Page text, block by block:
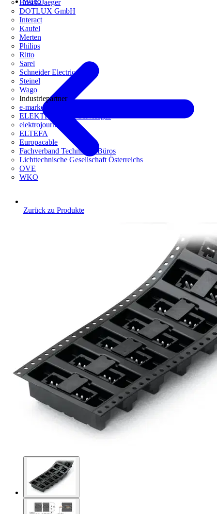
Busch-Jaeger
DOTLUX GmbH
Interact
Kaufel
Merten
Philips
Ritto
Sarel
Schneider Electric
Steinel
Wago
Industriepartner
e-marke
ELEKTRO Daten Serviceges
elektrojournal
ELTEFA
Europacable
Fachverband Technische Büros
Lichttechnische Gesellschaft Österreichs
OVE
WKO
Zurück zu Produkte